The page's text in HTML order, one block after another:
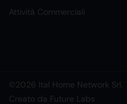
Attività Commerciali
©2026 Ital Home Network Srl.
Creato da Future Labs